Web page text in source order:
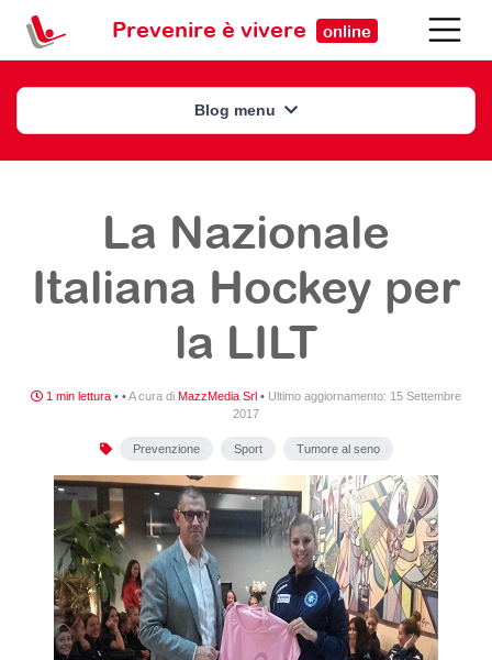
Prevenire è vivere online
Blog menu
La Nazionale
Italiana Hockey per
la LILT
1 min lettura • •A cura di MazzMedia Srl • Ultimo aggiornamento: 15 Settembre
2017
Prevenzione Sport Tumore al seno